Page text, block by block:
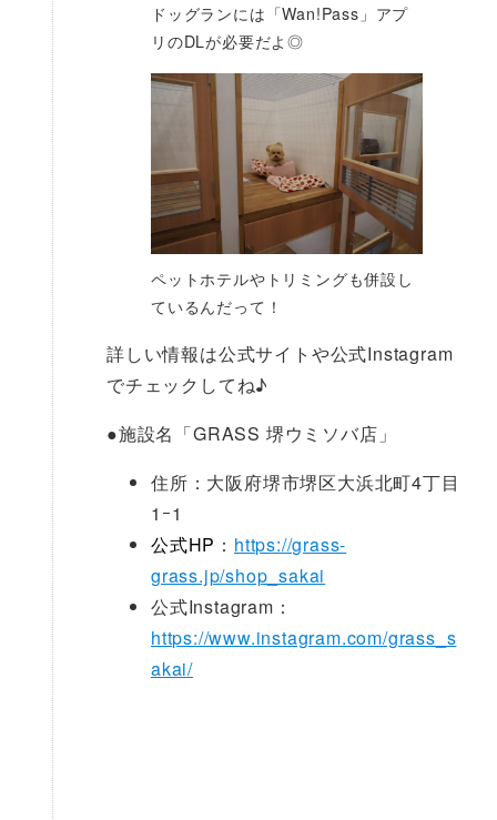
ドッグランには「Wan!Pass」アプ
リのDLが必要だよ◎
ペットホテルやトリミングも併設し
ているんだって！
詳しい情報は公式サイトや公式Instagram
でチェックしてね♪
●施設名「GRASS 堺ウミソバ店」
住所：大阪府堺市堺区大浜北町4丁目
1ｰ1
公式HP ： https://grass-
grass.jp/shop_sakai
公式Instagram：
https://www.instagram.com/grass_s
akai/